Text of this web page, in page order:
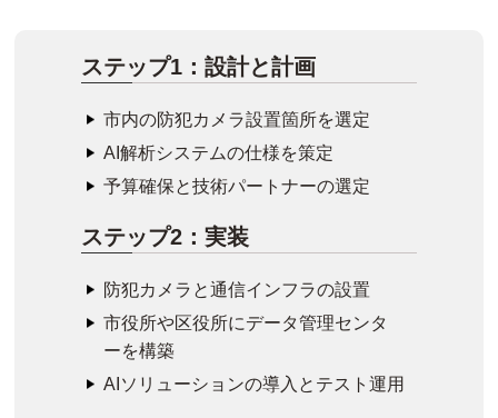
ステップ1：設計と計画
市内の防犯カメラ設置箇所を選定
AI解析システムの仕様を策定
予算確保と技術パートナーの選定
ステップ2：実装
防犯カメラと通信インフラの設置
市役所や区役所にデータ管理センタ
ーを構築
AIソリューションの導入とテスト運用